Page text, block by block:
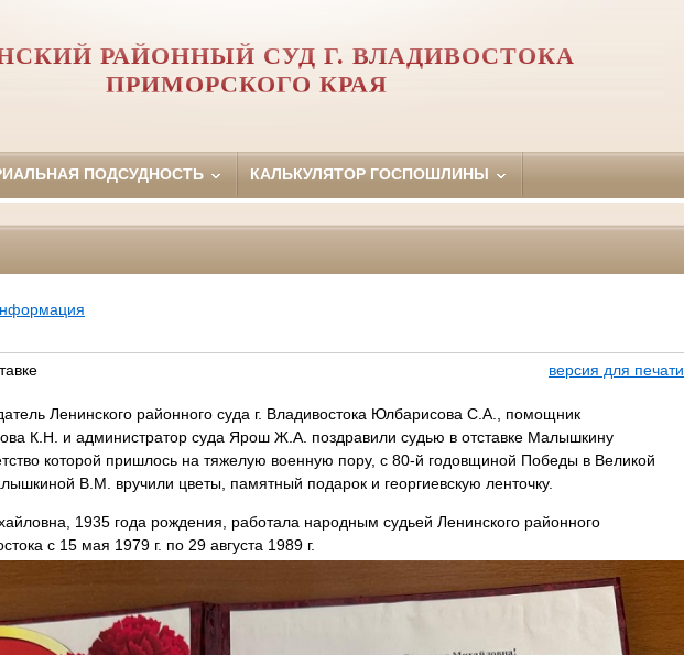
РАЙОННЫЙ СУД Г. ВЛАДИВОСТОКА
ПРИМОРСКОГО КРАЯ
ПОДСУДНОСТЬ КАЛЬКУЛЯТОР ГОСПОШЛИНЫ
версия для печати
Ленинского районного суда г. Владивостока Юлбарисова С.А., помощник
К.Н. и администратор суда Ярош Ж.А. поздравили судью в отставке Малышкину
которой пришлось на тяжелую военную пору, с 80-й годовщиной Победы в Великой
В.М. вручили цветы, памятный подарок и георгиевскую ленточку.
1935 года рождения, работала народным судьей Ленинского районного
с 15 мая 1979 г. по 29 августа 1989 г.